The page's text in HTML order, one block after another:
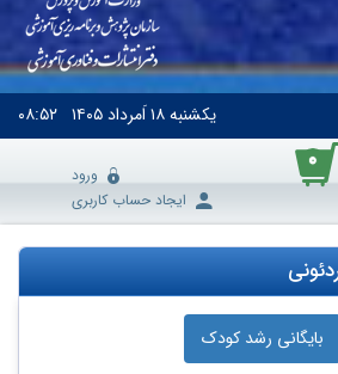
یکشنبه۱۸ اَمرداد ۱۴۰۵ ۰۸:۵۲
۰
ورود
ایجاد حساب کاربری
بایگانی رشد کودک